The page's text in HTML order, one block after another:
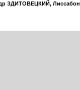
ЗДИТОВЕЦКИЙ, Лиссабон